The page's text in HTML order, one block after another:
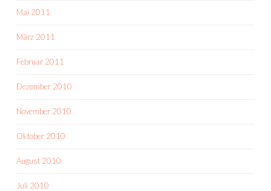
Mai 2011
März 2011
Februar 2011
Dezember 2010
November 2010
Oktober 2010
August 2010
Juli 2010